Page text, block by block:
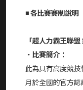
◾ 各比賽賽制說明
「超人力霸王聯盟
・ 比賽簡介：
此為具有高度競
月於全國的官方